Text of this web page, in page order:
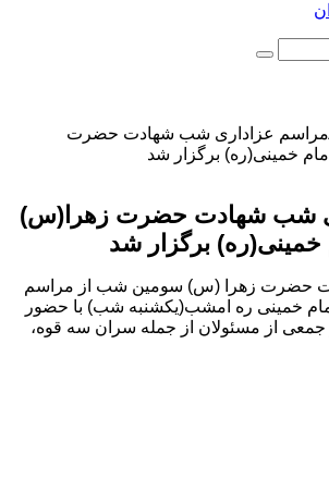
مراسم عزاداری شب شهادت حضرت
خمینی(ره) برگزار شد
شب شهادت حضرت زهرا(س)
خمینی(ره) برگزار شد
حضرت زهرا (س) سومین شب از مراسم
خمینی ره امشب(یکشنبه شب) با حضور
جمعی از مسئولان از جمله سران سه قوه،